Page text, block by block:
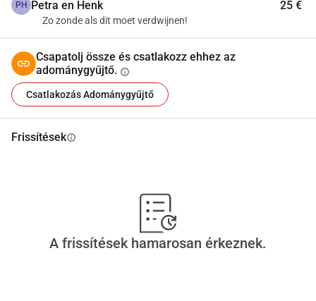
PH Petra en Henk 25 €
Zo zonde als dit moet verdwijnen!
Csapatolj össze és csatlakozz ehhez az
adománygyűjtő. info
Csatlakozás Adománygyűjtő
Frissítésekinfo
A frissítések hamarosan érkeznek.